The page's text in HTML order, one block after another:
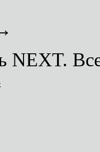
NEXT.